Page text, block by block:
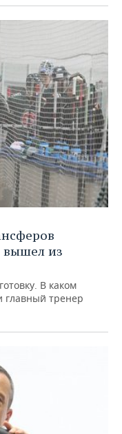
вышел из
В каком
главный тренер